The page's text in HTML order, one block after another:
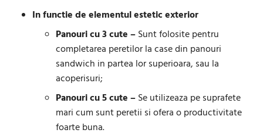
In functie de elementul estetic exterior
Panouri cu 3 cute –Sunt folosite pentru
completarea peretilor la case din panouri
sandwich in partea lor superioara, sau la
acoperisuri;
Panouri cu 5 cute –Se utilizeaza pe suprafete
mari cum sunt peretii si ofera o productivitate
foarte buna.